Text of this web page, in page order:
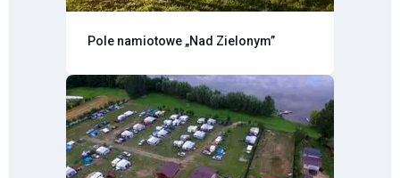
Pole namiotowe „Nad Zielonym”